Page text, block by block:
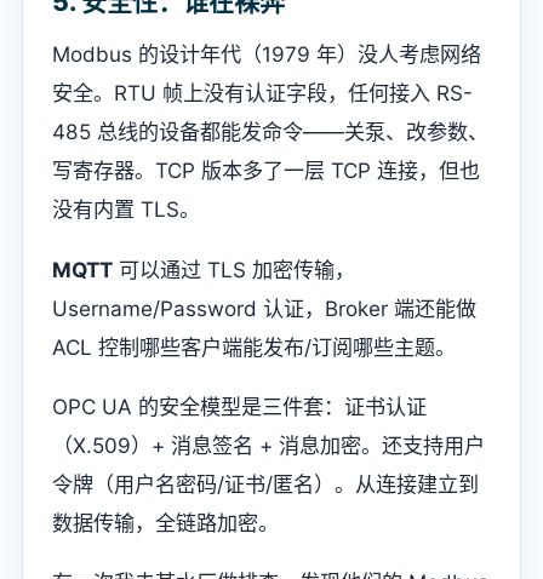
Modbus 的设计年代（1979 年）没人考虑网络
安全。RTU 帧上没有认证字段，任何接入 RS-
485 总线的设备都能发命令——关泵、改参数、
写寄存器。TCP 版本多了一层 TCP 连接，但也
没有内置 TLS。
MQTT 可以通过 TLS 加密传输，
Username/Password 认证，Broker 端还能做
ACL 控制哪些客户端能发布/订阅哪些主题。
OPC UA 的安全模型是三件套：证书认证
（X.509）+ 消息签名 + 消息加密。还支持用户
令牌（用户名密码/证书/匿名）。从连接建立到
数据传输，全链路加密。